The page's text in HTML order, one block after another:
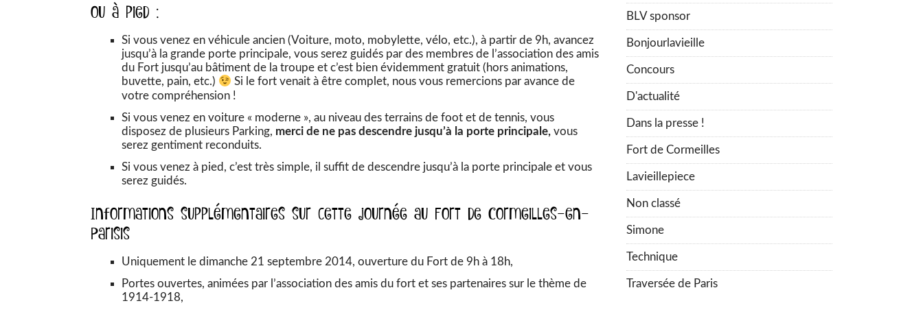
ou à pied :
Si vous venez en véhicule ancien (Voiture, moto, mobylette, vélo, etc.), à partir de 9h, avancez
jusqu’à la grande porte principale, vous serez guidés par des membres de l’association des amis
du Fort jusqu’au bâtiment de la troupe et c’est bien évidemment gratuit (hors animations,
buvette, pain, etc.)
Si le fort venait à être complet, nous vous remercions par avance de
votre compréhension !
Si vous venez en voiture « moderne », au niveau des terrains de foot et de tennis, vous
disposez de plusieurs Parking, merci de ne pas descendre jusqu’à la porte principale, vous
serez gentiment reconduits.
Si vous venez à pied, c’est très simple, il suffit de descendre jusqu’à la porte principale et vous
serez guidés.
Informations supplémentaires sur cette journée au Fort de Cormeilles-en-
Parisis
Uniquement le dimanche 21 septembre 2014, ouverture du Fort de 9h à 18h,
Portes ouvertes, animées par l’association des amis du fort et ses partenaires sur le thème de
1914-1918,
BLV sponsor
Bonjourlavieille
Concours
D'actualité
Dans la presse !
Fort de Cormeilles
Lavieillepiece
Non classé
Simone
Technique
Traversée de Paris